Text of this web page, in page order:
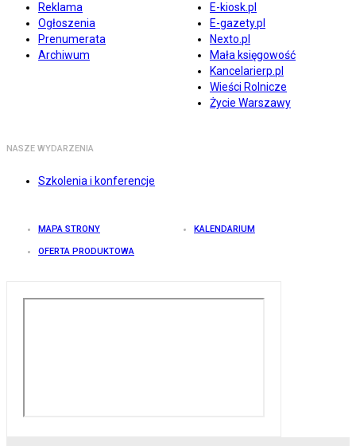
Reklama
Ogłoszenia
Prenumerata
Archiwum
E-kiosk.pl
E-gazety.pl
Nexto.pl
Mała księgowość
Kancelarierp.pl
Wieści Rolnicze
Życie Warszawy
NASZE WYDARZENIA
Szkolenia i konferencje
MAPA STRONY KALENDARIUM
OFERTA PRODUKTOWA